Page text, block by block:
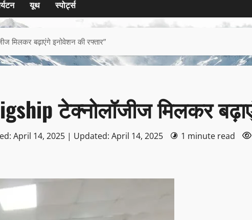
यूथ स्पोर्ट्स
मिलकर बढ़ाएंगे इनोवेशन की रफ्तार”
टेक्नोलॉजीज मिलकर
April 14, 2025 | Updated: April 14, 2025 1 minute read